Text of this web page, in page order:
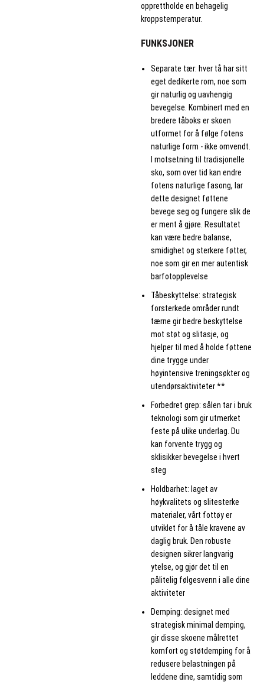
opprettholde en behagelig
kroppstemperatur.
FUNKSJONER
Separate tær: hver tå har sitt
eget dedikerte rom, noe som
gir naturlig og uavhengig
bevegelse. Kombinert med en
bredere tåboks er skoen
utformet for å følge fotens
naturlige form - ikke omvendt.
I motsetning til tradisjonelle
sko, som over tid kan endre
fotens naturlige fasong, lar
dette designet føttene
bevege seg og fungere slik de
er ment å gjøre. Resultatet
kan være bedre balanse,
smidighet og sterkere føtter,
noe som gir en mer autentisk
barfotopplevelse
Tåbeskyttelse: strategisk
forsterkede områder rundt
tærne gir bedre beskyttelse
mot støt og slitasje, og
hjelper til med å holde føttene
dine trygge under
høyintensive treningsøkter og
utendørsaktiviteter **
Forbedret grep: sålen tar i bruk
teknologi som gir utmerket
feste på ulike underlag. Du
kan forvente trygg og
sklisikker bevegelse i hvert
steg
Holdbarhet: laget av
høykvalitets og slitesterke
materialer, vårt fottøy er
utviklet for å tåle kravene av
daglig bruk. Den robuste
designen sikrer langvarig
ytelse, og gjør det til en
pålitelig følgesvenn i alle dine
aktiviteter
Demping: designet med
strategisk minimal demping,
gir disse skoene målrettet
komfort og støtdemping for å
redusere belastningen på
leddene dine, samtidig som